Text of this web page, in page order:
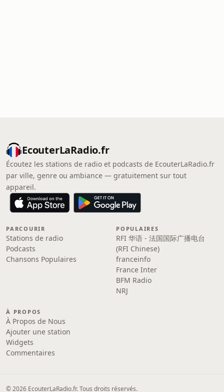
EcouterLaRadio.fr
Écoutez les stations de radio et podcasts de EcouterLaRadio.fr
par ville, genre ou ambiance — gratuitement sur tout
appareil.
PARCOURIR
Stations de radio
Podcasts
Chansons Populaires
POPULAIRES
RFI 华语 - 法国国际广播电台
(RFI Chinese)
franceinfo
France Inter
BFM Radio
NRJ
À PROPOS
À Propos de Nous
Ajouter une station
Widgets
Commentaires
© 2026 EcouterLaRadio.fr. Tous droits réservés.